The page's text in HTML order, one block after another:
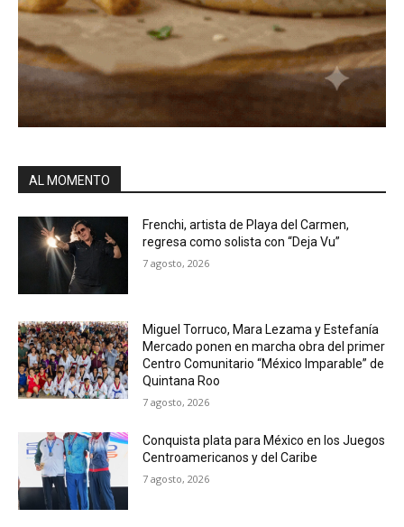
AL MOMENTO
Frenchi, artista de Playa del Carmen,
regresa como solista con “Deja Vu”
7 agosto, 2026
Miguel Torruco, Mara Lezama y Estefanía
Mercado ponen en marcha obra del primer
Centro Comunitario “México Imparable” de
Quintana Roo
7 agosto, 2026
Conquista plata para México en los Juegos
Centroamericanos y del Caribe
7 agosto, 2026